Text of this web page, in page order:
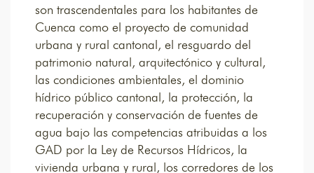
son trascendentales para los habitantes de
Cuenca como el proyecto de comunidad
urbana y rural cantonal, el resguardo del
patrimonio natural, arquitectónico y cultural,
las condiciones ambientales, el dominio
hídrico público cantonal, la protección, la
recuperación y conservación de fuentes de
agua bajo las competencias atribuidas a los
GAD por la Ley de Recursos Hídricos, la
vivienda urbana y rural, los corredores de los